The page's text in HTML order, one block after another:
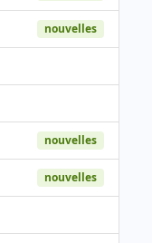
nouvelles
nouvelles
nouvelles